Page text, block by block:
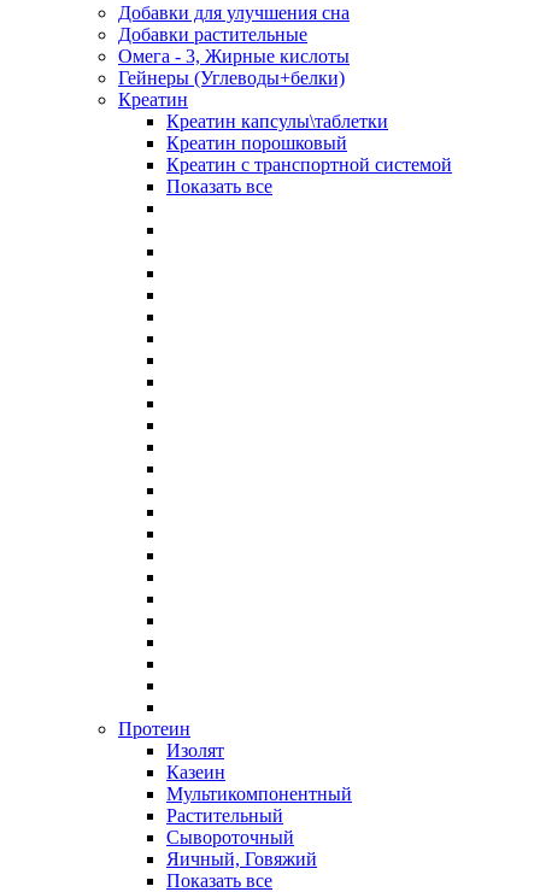
Добавки для улучшения сна
Добавки растительные
Омега - 3, Жирные кислоты
Гейнеры (Углеводы+белки)
Креатин
Креатин капсулы\таблетки
Креатин порошковый
Креатин с транспортной системой
Показать все
Протеин
Изолят
Казеин
Мультикомпонентный
Растительный
Сывороточный
Яичный, Говяжий
Показать все